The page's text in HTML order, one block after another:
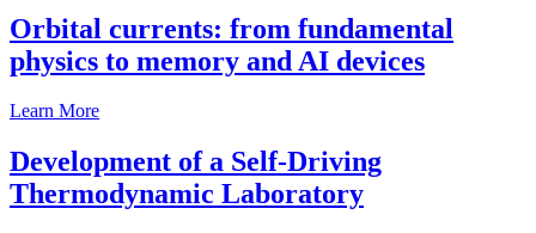
Orbital currents: from fundamental
physics to memory and AI devices
Learn More
Development of a Self-Driving
Thermodynamic Laboratory